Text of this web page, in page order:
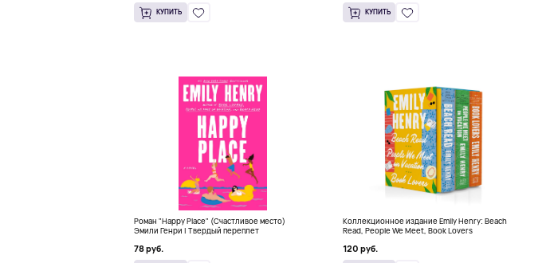
КУПИТЬ КУПИТЬ
Роман "Happy Place" (Счастливое место)
Эмили Генри | Твердый переплет
78 руб.
Коллекционное издание Emily Henry: Beach
Read, People We Meet, Book Lovers
120 руб.